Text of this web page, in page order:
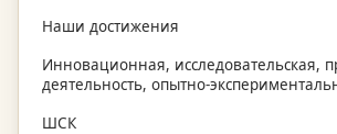
Наши достижения
Инновационная, исследовательская,
деятельность, опытно-
ШСК